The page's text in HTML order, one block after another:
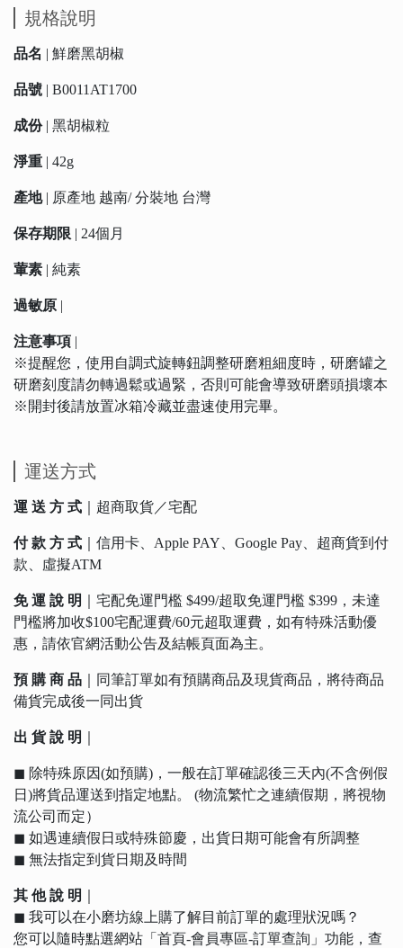
規格說明
品名 | 鮮磨黑胡椒
品號 | B0011AT1700
成份| 黑胡椒粒
淨重 | 42g
產地| 原產地 越南/ 分裝地 台灣
保存期限 | 24個月
葷素 | 純素
過敏原 |
注意事項 |
※提醒您，使用自調式旋轉鈕調整研磨粗細度時，研磨罐之
研磨刻度請勿轉過鬆或過緊，否則可能會導致研磨頭損壞本
※開封後請放置冰箱冷藏並盡速使用完畢。
運送方式
運 送 方 式 ｜超商取貨／宅配
付 款 方 式 ｜信用卡、Apple PAY、Google Pay、超商貨到付
款、虛擬ATM
免 運 說 明
｜宅配免運門檻 $499/超取免運門檻 $399，未達
門檻將加收$100宅配運費/60元超取運費，如有特殊活動優
惠，請依官網活動公告及結帳頁面為主。
預 購 商 品 ｜同筆訂單如有預購商品及現貨商品，將待商品
備貨完成後一同出貨
出 貨 說 明
◼︎ 除特殊原因(如預購)，一般在訂單確認後三天內(不含例假
日)將貨品運送到指定地點。 (物流繁忙之連續假期，將視物
流公司而定）
◼︎ 如遇連續假日或特殊節慶，出貨日期可能會有所調整
◼︎ 無法指定到貨日期及時間
其 他 說 明
◼︎ 我可以在小磨坊線上購了解目前訂單的處理狀況嗎？
您可以隨時點選網站「首頁-會員專區-訂單查詢」功能，查